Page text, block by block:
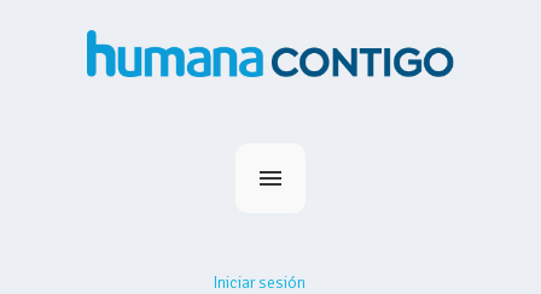
Iniciar sesión